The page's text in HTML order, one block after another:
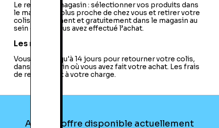
Le retrait en magasin : sélectionner vos produits dans
le magasin le plus proche de chez vous et retirer votre
colis directement et gratuitement dans le magasin au
sein duquel vous avez effectué l’achat.
Les retours
Vous avez jusqu'à 14 jours pour retourner votre colis,
dans le magasin où vous avez fait votre achat. Les frais
de retour sont à votre charge.
Aucune offre disponible actuellement